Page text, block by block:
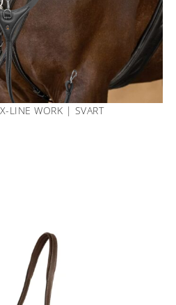
LINE WORK | SVART